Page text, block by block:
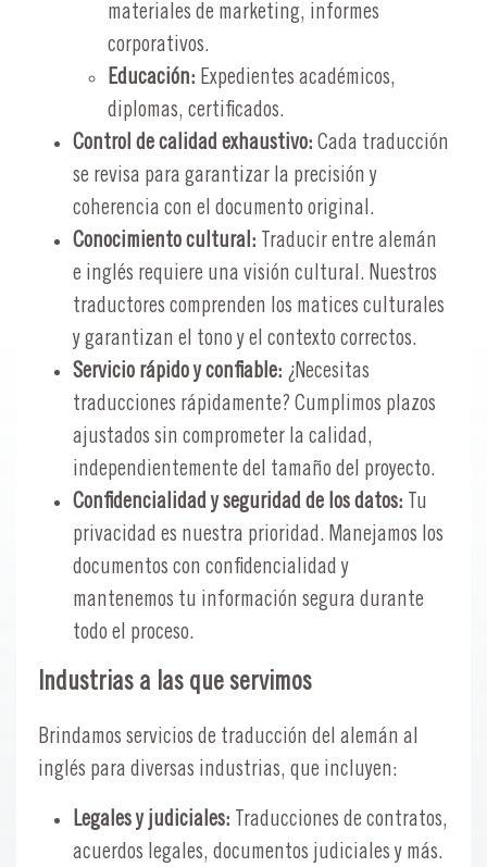
materiales de marketing, informes
corporativos.
Educación: Expedientes académicos,
diplomas, certificados.
Control de calidad exhaustivo: Cada traducción
se revisa para garantizar la precisión y
coherencia con el documento original.
Conocimiento cultural: Traducir entre alemán
e inglés requiere una visión cultural. Nuestros
traductores comprenden los matices culturales
y garantizan el tono y el contexto correctos.
Servicio rápido y confiable: ¿Necesitas
traducciones rápidamente? Cumplimos plazos
ajustados sin comprometer la calidad,
independientemente del tamaño del proyecto.
Confidencialidad y seguridad de los datos:
Tu
privacidad es nuestra prioridad. Manejamos los
documentos con confidencialidad y
mantenemos tu información segura durante
todo el proceso.
Industrias a las que servimos
Brindamos servicios de traducción del alemán al
inglés para diversas industrias, que incluyen:
Legales y judiciales: Traducciones de contratos,
acuerdos legales, documentos judiciales y más.